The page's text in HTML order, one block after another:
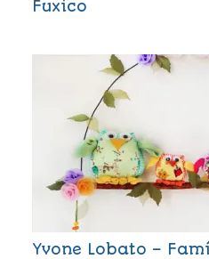
Fuxico
Yvone Lobato –